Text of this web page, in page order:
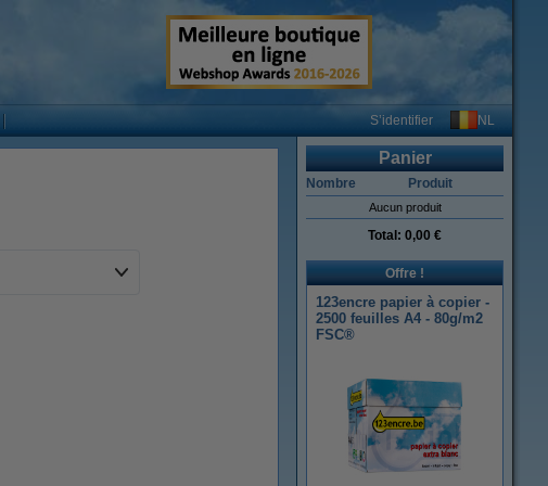
S’identifier NL
Panier
Nombre Produit
Aucun produit
Total: 0,00 €
Offre !
123encre papier à copier -
2500 feuilles A4 - 80g/m2
FSC®